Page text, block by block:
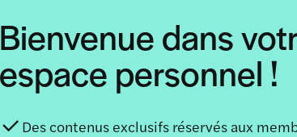
Bienvenue dans
espace personnel !
Des contenus exclusifs réservés aux